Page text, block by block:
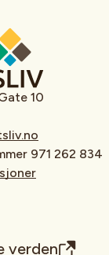
10
971 262 834
verden